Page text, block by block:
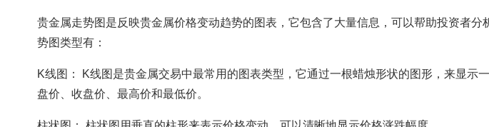
贵金属走势图是反映贵金属价格变动趋势的图表，它包含了大量信息，可以帮助投资者分
势图类型有：
K线图： K线图是贵金属交易中最常用的图表类型，它通过一根蜡烛形状的图形，来显示
盘价、收盘价、最高价和最低价。